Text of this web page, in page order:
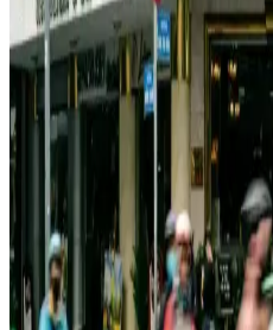
Kış aylarının vazgeçilmezi olan
sıcaklığı bir arada sunar. Modern
modelleriyle stilinizi tamamlar.
Kadın Polo Mont
Konforun Birleşimi
Kış aylarında şıklık ve konforu
modelleri, farklı tasarımlar ve
sunar. Günlük ve şık kombinler
Tonny Black Kadın Siyah
ve Sıcak Tutucu Seçenekler